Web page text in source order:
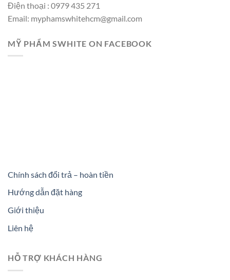
Điện thoại : 0979 435 271
Email: myphamswhitehcm@gmail.com
MỸ PHẨM SWHITE ON FACEBOOK
Chính sách đổi trả – hoàn tiền
Hướng dẫn đặt hàng
Giới thiệu
Liên hệ
HỖ TRỢ KHÁCH HÀNG